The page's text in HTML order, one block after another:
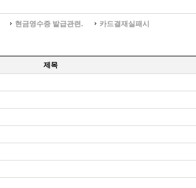
현금영수증 발급관련. 카드결재실패시
제목